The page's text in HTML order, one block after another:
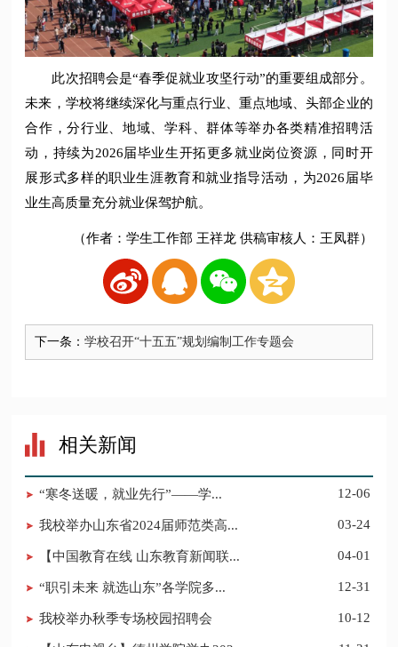
此次招聘会是“春季促就业攻坚行动”的重要组成部分。
未来，学校将继续深化与重点行业、重点地域、头部企业的
合作，分行业、地域、学科、群体等举办各类精准招聘活
动，持续为2026届毕业生开拓更多就业岗位资源，同时开
展形式多样的职业生涯教育和就业指导活动，为2026届毕
业生高质量充分就业保驾护航。
（作者：学生工作部 王祥龙 供稿审核人：王凤群）
下一条：学校召开“十五五”规划编制工作专题会
相关新闻
“寒冬送暖，就业先行”——学... 12-06
我校举办山东省2024届师范类高... 03-24
【中国教育在线 山东教育新闻联... 04-01
“职引未来 就选山东”各学院多... 12-31
​我校举办秋季专场校园招聘会 10-12